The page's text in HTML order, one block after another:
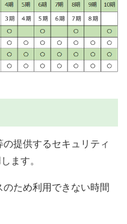
提供するセキュリティ
ます。
ため利用できない時間